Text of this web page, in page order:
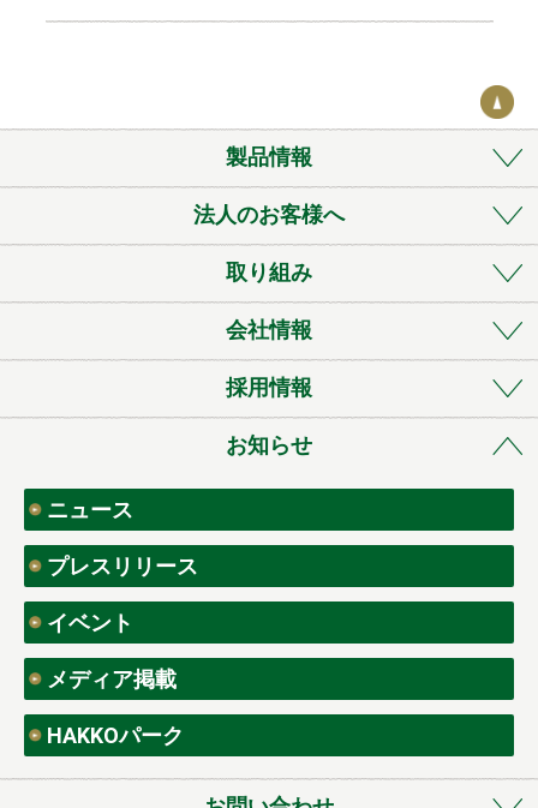
k
製品情報
法人のお客様へ
取り組み
会社情報
採用情報
お知らせ
ニュース
プレスリリース
イベント
メディア掲載
HAKKOパーク